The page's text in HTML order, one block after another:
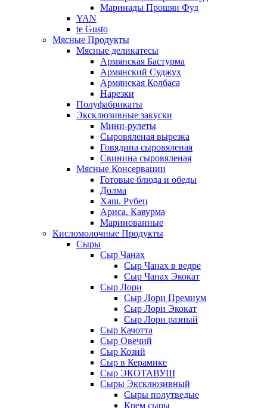
Маринады Прошян Фуд
YAN
te Gusto
Мясные Продукты
Мясные деликатесы
Армянская Бастурма
Армянский Суджух
Армянская Колбаса
Нарезки
Полуфабрикаты
Эксклюзивные закуски
Мини-рулеты
Сыровяленая вырезка
Говядина сыровяленая
Свинина сыровяленая
Мясные Консервации
Готовые блюда и обеды
Долма
Хаш. Рубец
Ариса. Кавурма
Маринованные
Кисломолочные Продукты
Сыры
Сыр Чанах
Сыр Чанах в ведре
Сыр Чанах Экокат
Сыр Лори
Сыр Лори Премиум
Сыр Лори Экокат
Сыр Лори разный
Сыр Качотта
Сыр Овечий
Сыр Козий
Сыр в Керамике
Сыр ЭКОТАВУШ
Сыры Эксклюзивный
Сыры полутведые
Крем сыры